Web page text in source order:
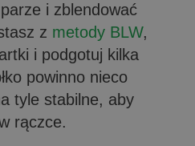
i zblendować
z metody BLW,
i podgotuj kilka
powinno nieco
tyle stabilne, aby
rączce.